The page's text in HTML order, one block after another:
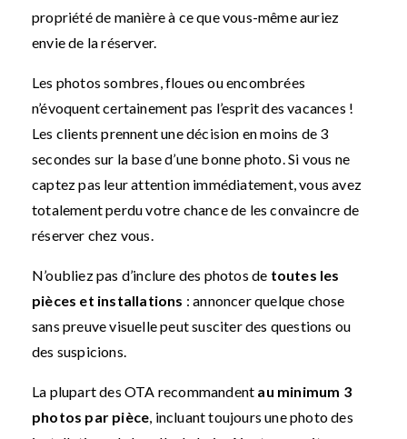
propriété de manière à ce que vous-même auriez
envie de la réserver.
Les photos sombres, floues ou encombrées
n’évoquent certainement pas l’esprit des vacances !
Les clients prennent une décision en moins de 3
secondes sur la base d’une bonne photo. Si vous ne
captez pas leur attention immédiatement, vous avez
totalement perdu votre chance de les convaincre de
réserver chez vous.
N’oubliez pas d’inclure des photos de toutes les
pièces et installations : annoncer quelque chose
sans preuve visuelle peut susciter des questions ou
des suspicions.
La plupart des OTA recommandent au minimum 3
photos par pièce, incluant toujours une photo des